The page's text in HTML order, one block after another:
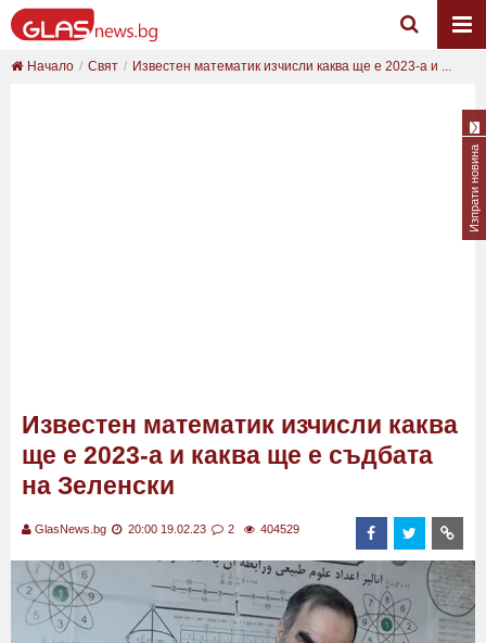
Начало Свят Известен математик изчисли каква ще е 2023-а и ...
Известен математик изчисли каква
ще е 2023-а и каква ще е съдбата
на Зеленски
GlasNews.bg 20:00 19.02.23 2 404529
Изпрати новина